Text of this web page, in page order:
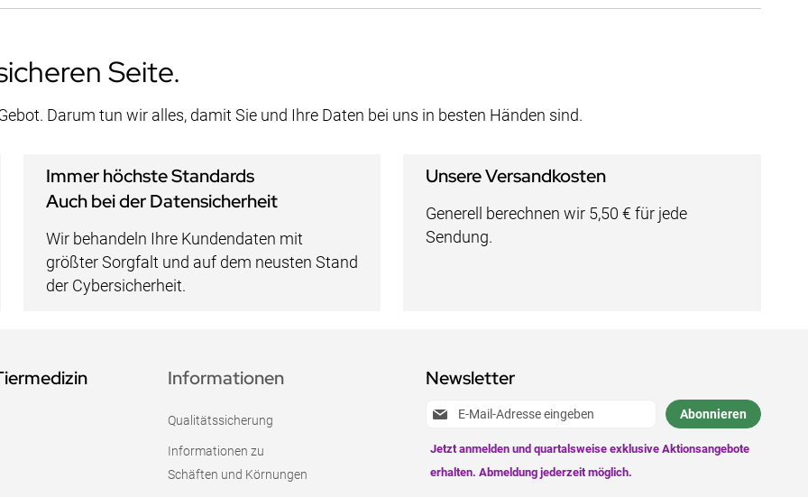
Seite.
Darum tun wir alles, damit Sie und Ihre Daten bei uns in besten Händen sind.
Immer höchste Standards
Auch bei der Datensicherheit
Wir behandeln Ihre Kundendaten mit
größter Sorgfalt und auf dem neusten Stand
der Cybersicherheit.
Unsere Versandkosten
Generell berechnen wir 5,50 € für jede
Sendung.
Newsletter
Anmeldung
Newsletter:
Abonnieren
Informationen
Qualitätssicherung
Informationen zu
Schäften und Körnungen